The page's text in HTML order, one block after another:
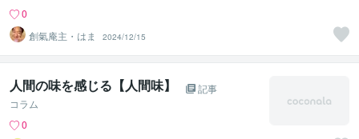
0
創氣庵主・はま
2024/12/15
人間の味を感じる【人間味】
記事
コラム
0